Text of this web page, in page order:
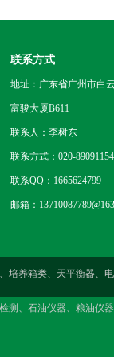
联系方式
地址：广东省广州市白
富骏大厦B611
联系人：李树东
联系方式：020-89091154
联系QQ：1665624799
邮箱：
培养箱类、天平衡器
检测、石油仪器、粮油仪